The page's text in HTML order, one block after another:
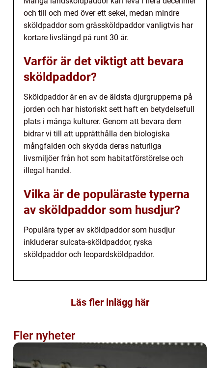
och till och med över ett sekel, medan mindre
sköldpaddor som grässköldpaddor vanligtvis har
kortare livslängd på runt 30 år.
Varför är det viktigt att bevara
sköldpaddor?
Sköldpaddor är en av de äldsta djurgrupperna på
jorden och har historiskt sett haft en betydelsefull
plats i många kulturer. Genom att bevara dem
bidrar vi till att upprätthålla den biologiska
mångfalden och skydda deras naturliga
livsmiljöer från hot som habitatförstörelse och
illegal handel.
Vilka är de populäraste typerna
av sköldpaddor som husdjur?
Populära typer av sköldpaddor som husdjur
inkluderar sulcata-sköldpaddor, ryska
sköldpaddor och leopardsköldpaddor.
Läs fler inlägg här
Fler nyheter